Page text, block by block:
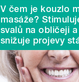
V čem je kouzlo
masáže?
svalů na obličeji
snižuje projevy